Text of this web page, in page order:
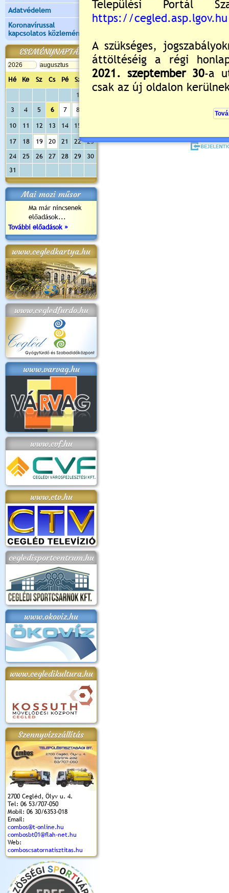
Adatvédelem
Koronavírussal
kapcsolatos közlemények
ESEMÉNYNAPTÁR
Hé Ke Sz Cs Pé Sz
Va
1
3
4 5 6 7 8
10 11 12 13 14 15
17 18 19 20 21 22
23
24
25 26 27 28 29
30
31
Mai mozi műsor
Ma már nincsenek
előadások...
További előadások »
www.cegledkartya.hu
www.cegledfurdo.hu
www.varvag.hu
www.cvf.hu
www.ctv.hu
cegledisportcentrum.hu
www.okoviz.hu
www.cegledikultura.hu
Szennyvízszállítás
2700 Cegléd, Ölyv u. 4.
Tel: 06 53/707-050
Mobil: 06 30/6353-018
Email:
combos@t-online.hu
combosbt01@flah-net.hu
Web:
comboscsatornatisztitas.hu
Értékelés:
Még nincsenek hozzászólások
Kérjük jelentkezzen be,
2018.
Kossuth Toborzó
Ünnepély
Szent István Ünnepe
(2017. 08. 20.)